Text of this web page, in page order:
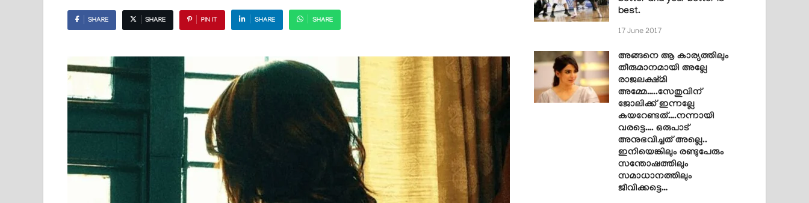
SHARE SHARE PIN IT SHARE SHARE
best.
17 June 2017
അങ്ങനെ ആ കാര്യത്തിലും
തീരുമാനമായി അല്ലേ
രാജലക്ഷ്മി
അമ്മേ…..സേതുവിന്
ജോലിക്ക് ഇന്നല്ലേ
കയറേണ്ടത്….നന്നായി
വരട്ടെ…. ഒരുപാട്
അനുഭവിച്ചത് അല്ലെ..
ഇനിയെങ്കിലും രണ്ടുപേരും
സന്തോഷത്തിലും
സമാധാനത്തിലും
ജീവിക്കട്ടെ…